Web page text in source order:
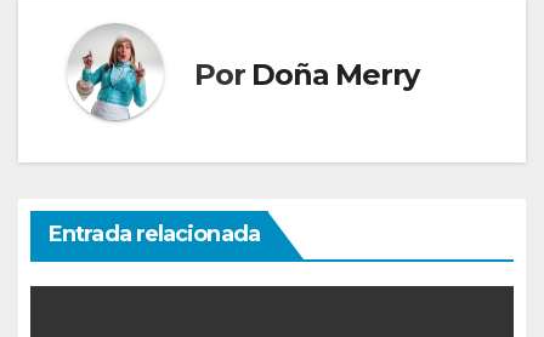
Por Doña Merry
Entrada relacionada